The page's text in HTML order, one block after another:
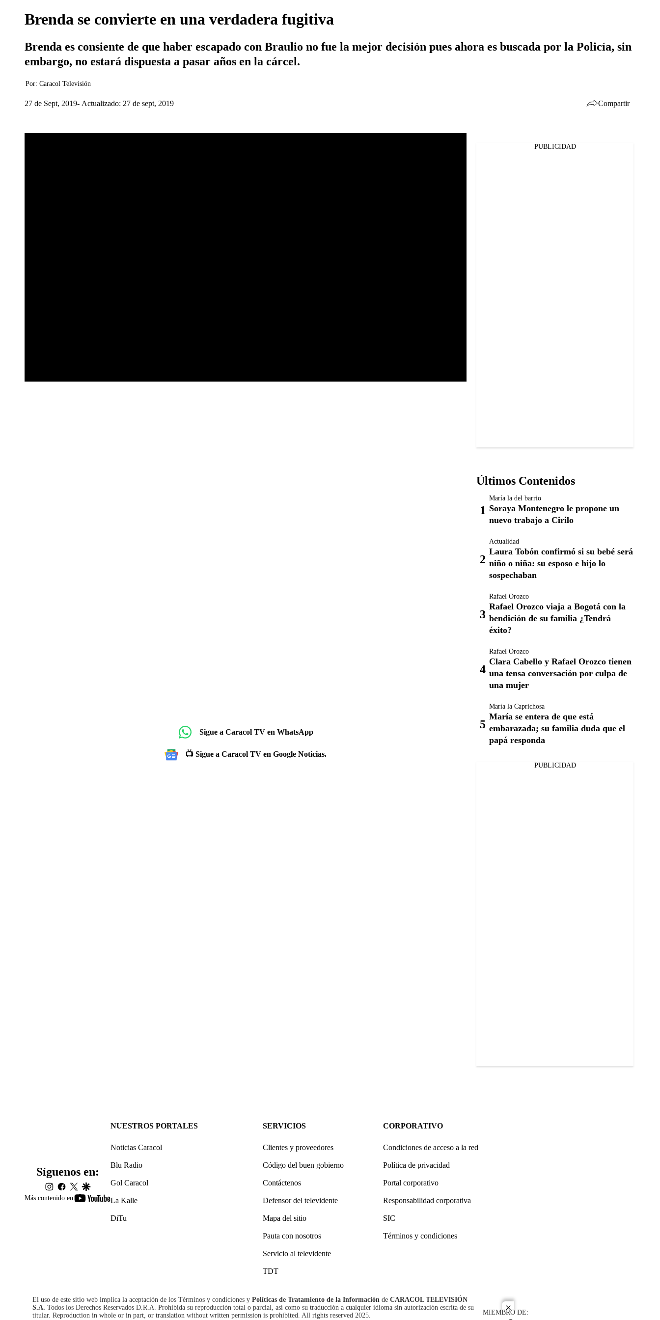
close
Brenda se convierte en una verdadera fugitiva
Brenda es consiente de que haber escapado con Braulio no fue la mejor decisión pues ahora es buscada por la Policía, sin
embargo, no estará dispuesta a pasar años en la cárcel.
Por: Caracol Televisión
27 de Sept, 2019 Actualizado: 27 de sept, 2019 Compartir
Sigue a Caracol TV en WhatsApp
📺 Sigue a Caracol TV en Google Noticias.
PUBLICIDAD
Últimos Contenidos
María la del barrio
Soraya Montenegro le propone un
nuevo trabajo a Cirilo
Actualidad
Laura Tobón confirmó si su bebé será
niño o niña: su esposo e hijo lo
sospechaban
Rafael Orozco
Rafael Orozco viaja a Bogotá con la
bendición de su familia ¿Tendrá
éxito?
Rafael Orozco
Clara Cabello y Rafael Orozco tienen
una tensa conversación por culpa de
una mujer
María la Caprichosa
María se entera de que está
embarazada; su familia duda que el
papá responda
PUBLICIDAD
Más contenido en
youtube-
Síguenos en:
instagram
facebook
twittergoogle
NUESTROS PORTALES
Noticias Caracol
Blu Radio
Gol Caracol
La Kalle
DiTu
SERVICIOS
Clientes y proveedores
Código del buen gobierno
Contáctenos
Defensor del televidente
Mapa del sitio
Pauta con nosotros
Servicio al televidente
TDT
CORPORATIVO
Condiciones de acceso a la red
Política de privacidad
Portal corporativo
Responsabilidad corporativa
SIC
Términos y condiciones
El uso de este sitio web implica la aceptación de los Términos y condiciones y Políticas de Tratamiento de la Información de CARACOL TELEVISIÓN
S.A. Todos los Derechos Reservados D.R.A. Prohibida su reproducción total o parcial, así como su traducción a cualquier idioma sin autorización escrita de su
titular. Reproduction in whole or in part, or translation without written permission is prohibited. All rights reserved 2025.
MIEMBRO DE: